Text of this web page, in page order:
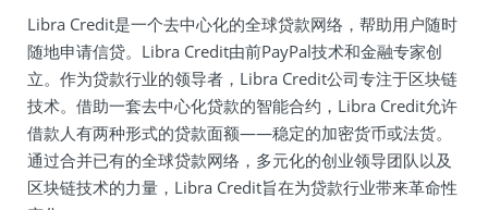
Libra Credit是一个去中心化的全球贷款网络，帮助用户随时
随地申请信贷。Libra Credit由前PayPal技术和金融专家创
立。作为贷款行业的领导者，Libra Credit公司专注于区块链
技术。借助一套去中心化贷款的智能合约，Libra Credit允许
借款人有两种形式的贷款面额——稳定的加密货币或法货。
通过合并已有的全球贷款网络，多元化的创业领导团队以及
区块链技术的力量，Libra Credit旨在为贷款行业带来革命性